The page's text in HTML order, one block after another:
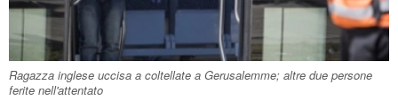
Ragazza inglese uccisa a coltellate a Gerusalemme; altre due persone
ferite nell'attentato